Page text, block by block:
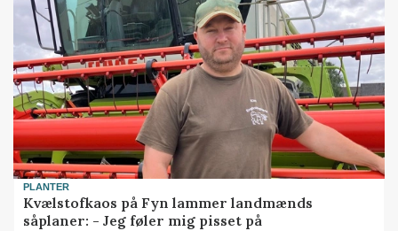
PLANTER
Kvælstofkaos på Fyn lammer landmænds
såplaner: - Jeg føler mig pisset på